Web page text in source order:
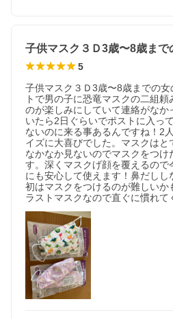
子供マスク３Ｄ3歳〜8歳ま
5
子供マスク３Ｄ3歳〜8歳までの
トで男の子に恐竜マスクの二組
のが楽しみにしていて連絡がなか
いたら2日ぐらいでポストに入っ
ないのに来る事あるんですね！2
イズに大喜びでした。マスクはと
なかなか見ないのでマスクをつ
す。深くマスクげ顔を覆えるの
にも安心して使えます！鼻だしし
初はマスクをつけるのが難しいか
ラストマスクなので直ぐに慣れて